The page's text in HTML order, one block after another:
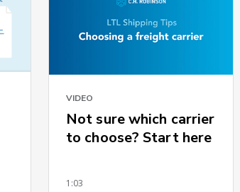
VIDEO
Not sure which carrier
to choose? Start here
1:03